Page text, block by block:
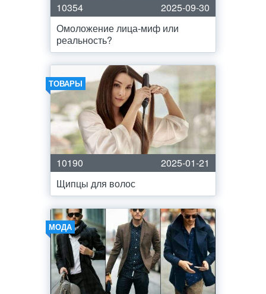
10354
2025-09-30
Омоложение лица-миф или
реальность?
ТОВАРЫ
10190
2025-01-21
Щипцы для волос
МОДА